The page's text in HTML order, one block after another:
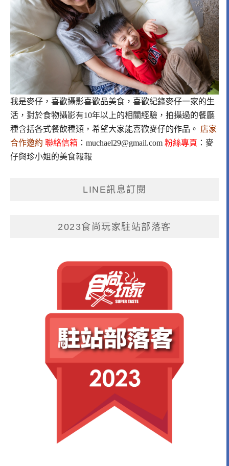
我是麥仔，喜歡攝影喜歡品美食，喜歡紀錄麥仔一家的生
活，對於食物攝影有10年以上的相關經驗，拍攝過的餐廳
種含括各式餐飲種類，希望大家能喜歡麥仔的作品。 店家
合作邀約 聯絡信箱 ： muchael29@gmail.com 粉絲專頁 ： 麥
仔與珍小姐的美食報報
LINE訊息訂閱
2023食尚玩家駐站部落客